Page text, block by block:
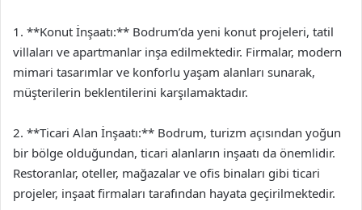
1. **Konut İnşaatı:** Bodrum’da yeni konut projeleri, tatil
villaları ve apartmanlar inşa edilmektedir. Firmalar, modern
mimari tasarımlar ve konforlu yaşam alanları sunarak,
müşterilerin beklentilerini karşılamaktadır.
2. **Ticari Alan İnşaatı:** Bodrum, turizm açısından yoğun
bir bölge olduğundan, ticari alanların inşaatı da önemlidir.
Restoranlar, oteller, mağazalar ve ofis binaları gibi ticari
projeler, inşaat firmaları tarafından hayata geçirilmektedir.